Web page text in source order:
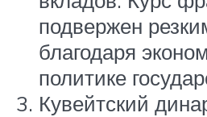
подвержен
благодаря
политике
Кувейтский